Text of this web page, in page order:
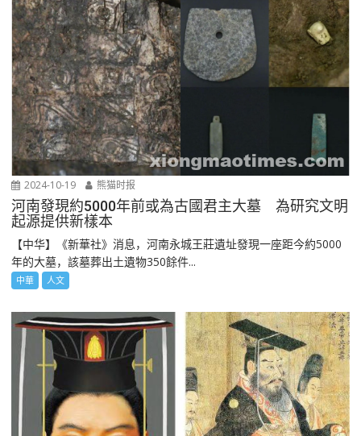
2024-10-19 熊猫时报
河南發現約5000年前或為古國君主大墓 為研究文明
起源提供新樣本
【中华】《新華社》消息，河南永城王莊遺址發現一座距今約5000
年的大墓，該墓葬出土遺物350餘件...
中華 人文